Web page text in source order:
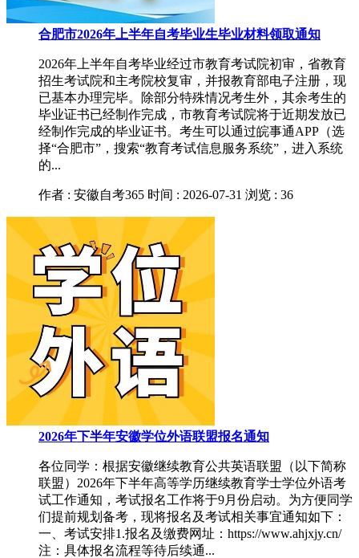
合肥市2026年上半年自考毕业生毕业材料领取通知
2026年上半年自考毕业经过市教育考试院初审，省教育
招生考试院和主考院校复审，并报教育部电子注册，现
已基本办理完毕。除部分特殊情况考生外，其余考生的
毕业证书已经制作完成，市教育考试院将于近期发放已
经制作完成的毕业证书。考生可以通过皖事通APP（选
择“合肥市”，搜索“教育考试信息服务系统”，进入系统
的...
作者 : 安徽自考365 时间 : 2026-07-31 浏览 : 36
2026年下半年安徽学位外语联盟报名通知
各位同学：根据安徽继续教育公共英语联盟（以下简称
联盟）2026年下半年高等学历继续教育学士学位外语考
试工作通知，考试报名工作将于9月份启动。为方便同学
们提前规划备考，现将报名及考试相关事宜通知如下：
一、考试安排1.报名及缴费网址：https://www.ahjxjy.cn/
注：具体报名流程等待后续通...